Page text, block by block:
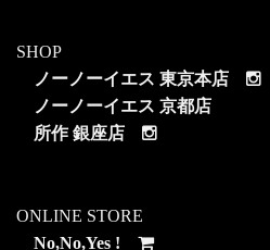
SHOP
ノーノーイエス 東京本店
ノーノーイエス 京都店
所作 銀座店
ONLINE STORE
No,No,Yes !